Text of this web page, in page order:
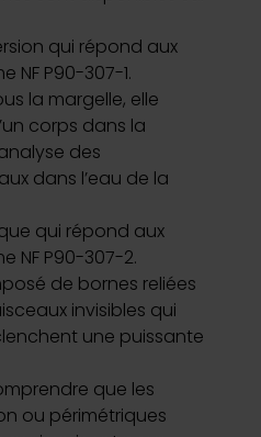
qui répond aux
NF P90-307-1.
la margelle, elle
corps dans la
des
dans l’eau de la
qui répond aux
NF P90-307-2.
de bornes reliées
invisibles qui
une puissante
que les
ou périmétriques